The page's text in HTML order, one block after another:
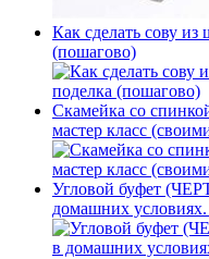
Как сделать сову
(пошагово)
Скамейка со
мастер класс
Угловой буфет
домашних